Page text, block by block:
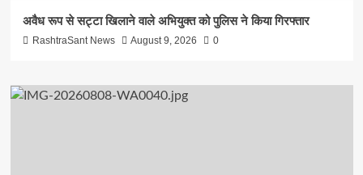
अवैध रूप से सट्टा खिलाने वाले अभियुक्त को पुलिस ने किया गिरफ्तार
RashtraSant News August 9, 2026 0